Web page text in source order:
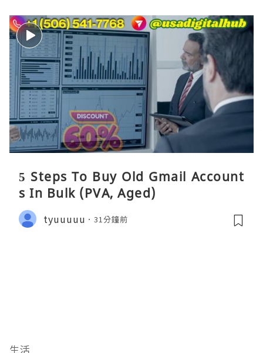
5 Steps To Buy Old Gmail Account
s In Bulk (PVA, Aged)
tyuuuuu 31分鐘前
生活